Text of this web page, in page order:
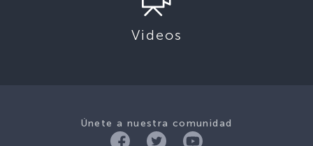
Videos
Únete a nuestra comunidad